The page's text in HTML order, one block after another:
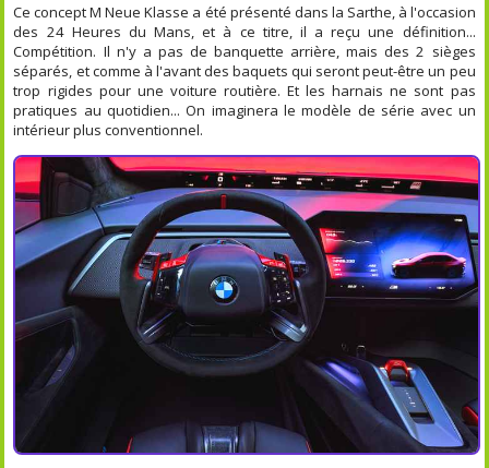
Ce concept M Neue Klasse a été présenté dans la Sarthe, à l'occasion
des 24 Heures du Mans, et à ce titre, il a reçu une définition...
Compétition. Il n'y a pas de banquette arrière, mais des 2 sièges
séparés, et comme à l'avant des baquets qui seront peut-être un peu
trop rigides pour une voiture routière. Et les harnais ne sont pas
pratiques au quotidien... On imaginera le modèle de série avec un
intérieur plus conventionnel.